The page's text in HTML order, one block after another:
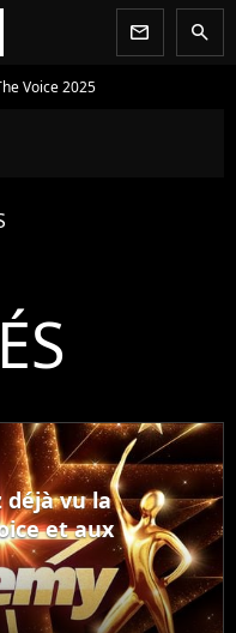
newsletter search
Voice 2025
déjà vu la
et aux